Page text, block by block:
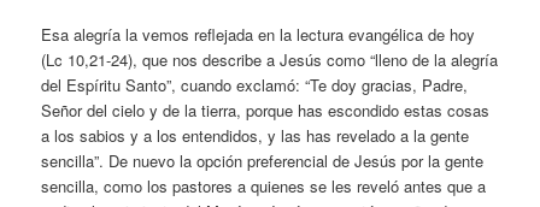
Esa alegría la vemos reflejada en la lectura evangélica de hoy
(Lc 10,21-24), que nos describe a Jesús como “lleno de la alegría
del Espíritu Santo”, cuando exclamó: “Te doy gracias, Padre,
Señor del cielo y de la tierra, porque has escondido estas cosas
a los sabios y a los entendidos, y las has revelado a la gente
sencilla”. De nuevo la opción preferencial de Jesús por la gente
sencilla, como los pastores a quienes se les reveló antes que a